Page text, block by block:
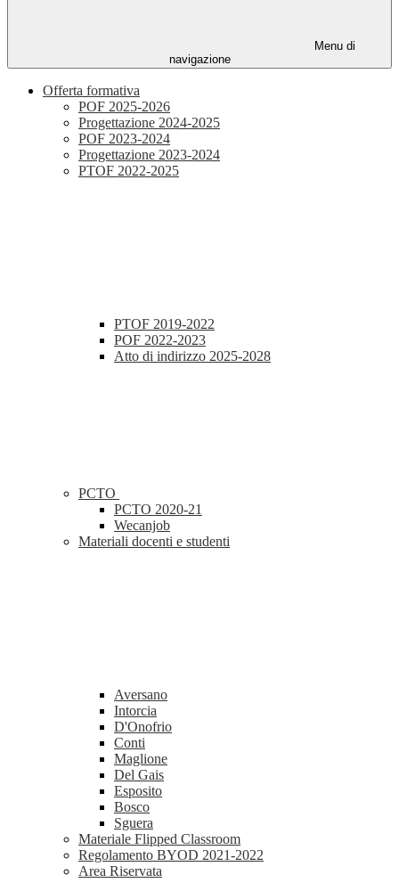
Menu di
navigazione
Offerta formativa
POF 2025-2026
Progettazione 2024-2025
POF 2023-2024
Progettazione 2023-2024
PTOF 2022-2025
PTOF 2019-2022
POF 2022-2023
Atto di indirizzo 2025-2028
PCTO
PCTO 2020-21
Wecanjob
Materiali docenti e studenti
Aversano
Intorcia
D'Onofrio
Conti
Maglione
Del Gais
Esposito
Bosco
Sguera
Materiale Flipped Classroom
Regolamento BYOD 2021-2022
Area Riservata